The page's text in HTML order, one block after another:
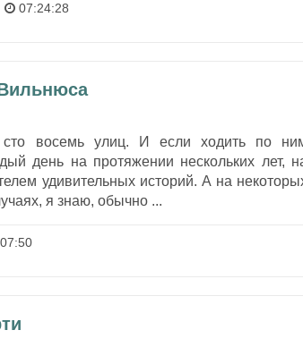
07:24:28
восемь улиц. И если ходить по
день на протяжении нескольких лет,
удивительных историй. А на
я знаю, обычно ...